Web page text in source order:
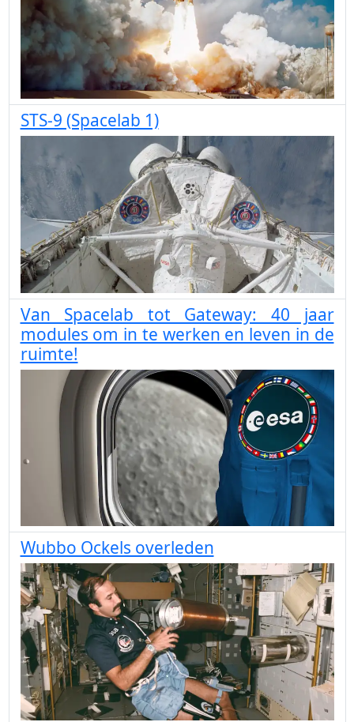
STS-9 (Spacelab 1)
Van Spacelab tot Gateway: 40 jaar
modules om in te werken en leven in de
ruimte!
Wubbo Ockels overleden